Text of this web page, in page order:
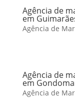
Agência de
em
Agência de
Agência de
em
Agência de